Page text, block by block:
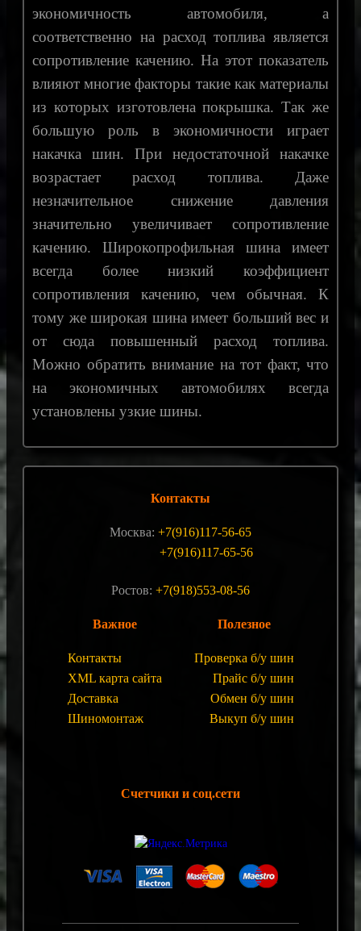
экономичность автомобиля, а
соответственно на расход топлива является
сопротивление качению. На этот показатель
влияют многие факторы такие как материалы
из которых изготовлена покрышка. Так же
большую роль в экономичности играет
накачка шин. При недостаточной накачке
возрастает расход топлива. Даже
незначительное снижение давления
значительно увеличивает сопротивление
качению. Широкопрофильная шина имеет
всегда более низкий коэффициент
сопротивления качению, чем обычная. К
тому же широкая шина имеет больший вес и
от сюда повышенный расход топлива.
Можно обратить внимание на тот факт, что
на экономичных автомобилях всегда
установлены узкие шины.
Контакты
Москва: +7(916)117-56-65
+7(916)117-65-56
Ростов: +7(918)553-08-56
Важное
Контакты
XML карта сайта
Доставка
Шиномонтаж
Полезное
Проверка б/у шин
Прайс б/у шин
Обмен б/у шин
Выкуп б/у шин
Счетчики и соц.сети